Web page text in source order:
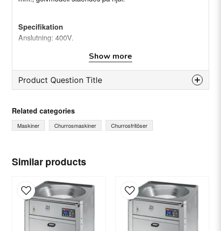
Similar products
Specifikation
Anslutning: 400V.
Maskinmått: 1130x1130 mm
Vikt: ca. 120 kg
Show more
Product Question Title
Ask us something about this product...
Name
email
Email
Related categories
Maskiner Churrosmaskiner Churrosfritöser